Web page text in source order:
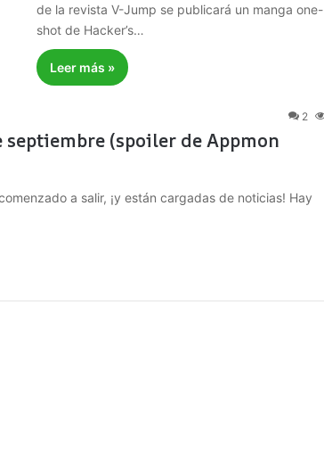
de la revista V-Jump se publicará un manga one-
shot de Hacker’s…
Leer más »
2
(spoiler de Appmon
a salir, ¡y están cargadas de noticias! Hay